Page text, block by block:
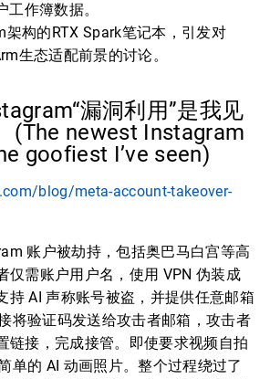
工作簿数据。
架构的RTX Spark笔记本，引发对
生态适配前景的讨论。
漏洞利用”是我见
(The newest Instagram
goofiest I’ve seen)
blog/meta-account-takeover-
账户被劫持，包括奥巴马白宫等高
仅需账户用户名，使用 VPN 伪装成
持 AI 声称账号被盗，并提供任意邮箱
将验证码发送给攻击者邮箱，攻击者
链接，完成接管。即使要求视频自拍
单的 AI 动画照片。整个过程绕过了